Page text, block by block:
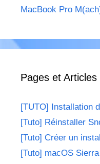
MacBook Pro
Pages et Articles
[TUTO] Installation
[Tuto] Réinstaller
[Tuto] Créer un
[Tuto] macOS